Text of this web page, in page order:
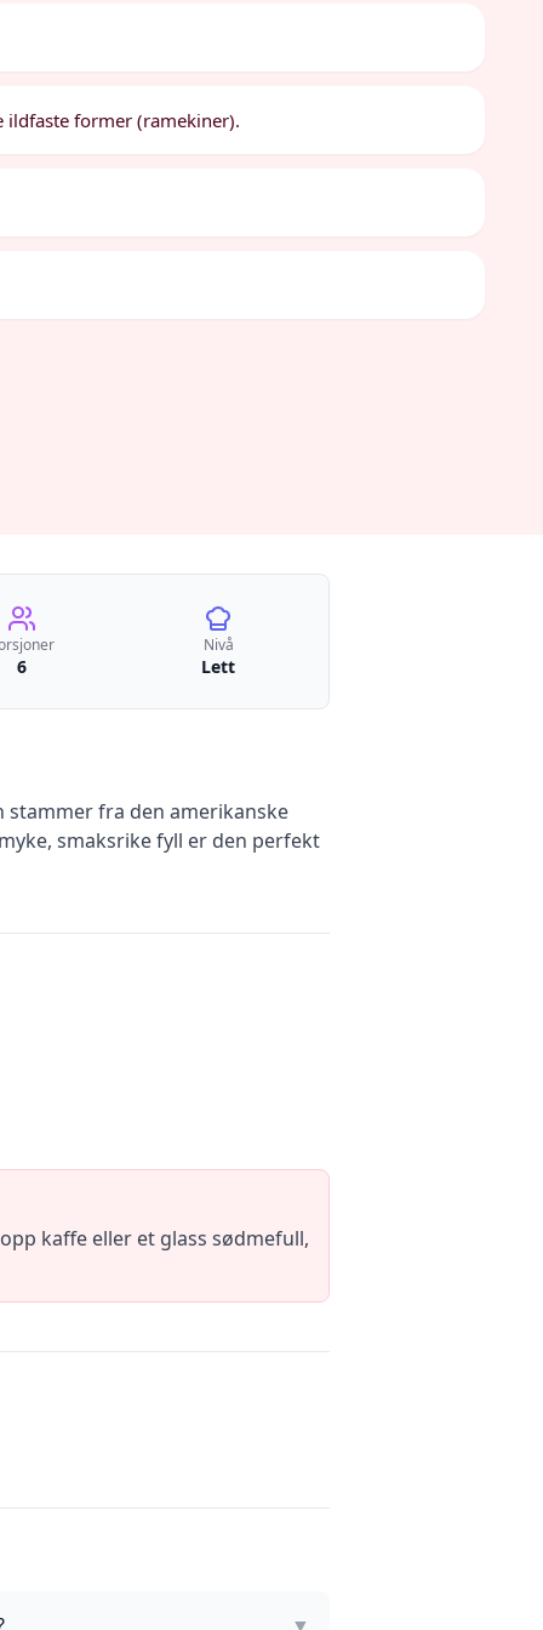
ildfaste former (ramekiner).
6
Nivå
Lett
stammer fra den amerikanske
smaksrike fyll er den perfekt
kaffe eller et glass sødmefull,